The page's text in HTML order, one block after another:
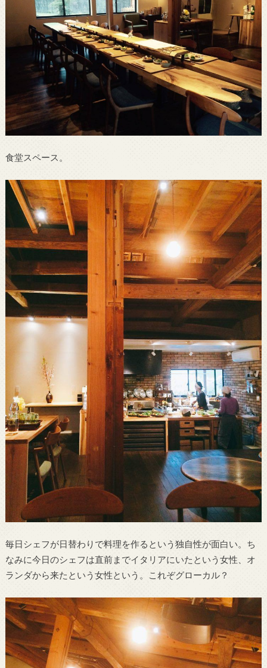
食堂スペース。
毎日シェフが日替わりで料理を作るという独自性が面白い。ち
なみに今日のシェフは直前までイタリアにいたという女性、オ
ランダから来たという女性という。これぞグローカル？